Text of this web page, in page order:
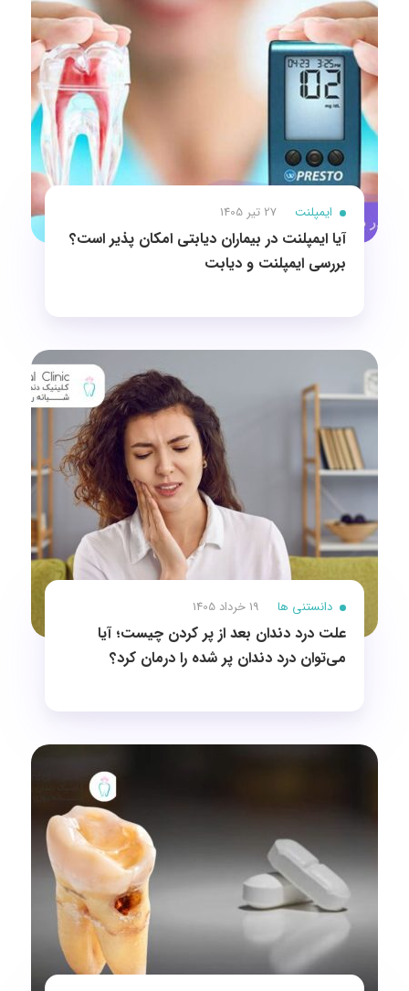
ایمپلنت 27 تیر 1405
آیا ایمپلنت در بیماران دیابتی امکان پذیر است؟
بررسی ایمپلنت و دیابت
دانستنی ها 19 خرداد 1405
علت درد دندان بعد از پر کردن چیست؛ آیا
می‌توان درد دندان پر شده را درمان کرد؟